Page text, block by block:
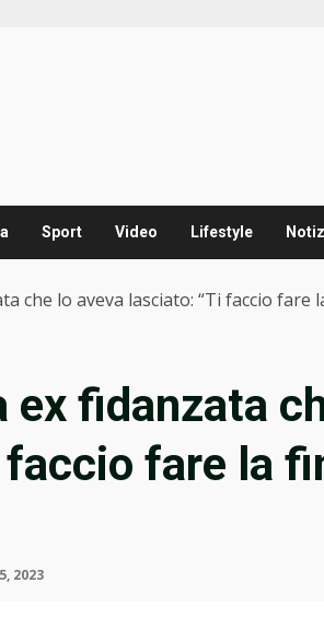
Sport Video Lifestyle
che lo aveva lasciato: “Ti faccio fare
ex fidanzata
faccio fare la
2023